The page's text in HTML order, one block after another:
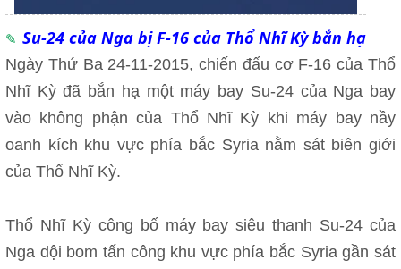
Su-24 của Nga bị F-16 của Thổ Nhĩ Kỳ bắn hạ
Ngày Thứ Ba 24-11-2015, chiến đấu cơ F-16 của Thổ
Nhĩ Kỳ đã bắn hạ một máy bay Su-24 của Nga bay
vào không phận của Thổ Nhĩ Kỳ khi máy bay nầy
oanh kích khu vực phía bắc Syria nằm sát biên giới
của Thổ Nhĩ Kỳ.
Thổ Nhĩ Kỳ công bố máy bay siêu thanh Su-24 của
Nga dội bom tấn công khu vực phía bắc Syria gần sát